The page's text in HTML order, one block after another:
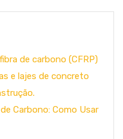
Carbono: Como Usar